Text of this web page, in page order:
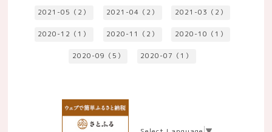
2021-05（2） 2021-04（2） 2021-03（2）
2020-12（1） 2020-11（2） 2020-10（1）
2020-09（5） 2020-07（1）